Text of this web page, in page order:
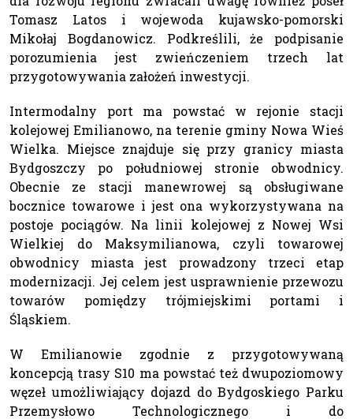
Tomasz Latos i wojewoda kujawsko-pomorski
Mikołaj Bogdanowicz. Podkreślili, że podpisanie
porozumienia jest zwieńczeniem trzech lat
przygotowywania założeń inwestycji.
Intermodalny port ma powstać w rejonie stacji
kolejowej Emilianowo, na terenie gminy Nowa Wieś
Wielka. Miejsce znajduje się przy granicy miasta
Bydgoszczy po południowej stronie obwodnicy.
Obecnie ze stacji manewrowej są obsługiwane
bocznice towarowe i jest ona wykorzystywana na
postoje pociągów. Na linii kolejowej z Nowej Wsi
Wielkiej do Maksymilianowa, czyli towarowej
obwodnicy miasta jest prowadzony trzeci etap
modernizacji. Jej celem jest usprawnienie przewozu
towarów pomiędzy trójmiejskimi portami i
Śląskiem.
W Emilianowie zgodnie z przygotowywaną
koncepcją trasy S10 ma powstać też dwupoziomowy
węzeł umożliwiający dojazd do Bydgoskiego Parku
Przemysłowo Technologicznego i do